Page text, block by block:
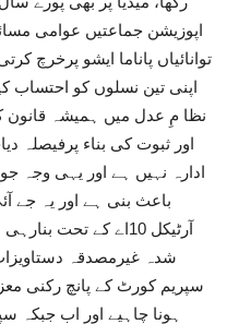
اپوزیشن جماعتیں عوامی
توانائیاں پاناما ایشو پرخرچ
اپنی تین نسلوں کو احتساب
نظا مِ عدل میں ہمیشہ قانون
اور ثبوت کی بناء پرفیصلہ
ادارہ نہیں ہے اور یہی وجہ
باعث بنی ہے اور یہ جے
آرٹیکل 10اے کے تحت
شدہ غیرمصدقہ
سپریم کورٹ کے پانچ رکنی
ہونا چاہیے اور اب